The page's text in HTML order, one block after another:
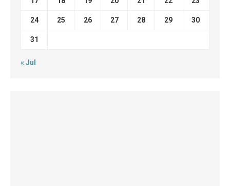
24 25 26 27 28 29 30
31
« Jul